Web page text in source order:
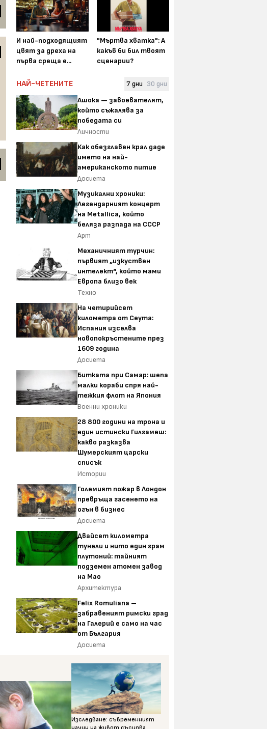
И най-подходящият
цвят за дреха на
първа среща е...
"Мъртва хватка": А
какъв би бил твоят
сценарии?
НАЙ-ЧЕТЕНИТЕ 7 дни 30 дни
Ашока — завоевателят,
който съжалява за
победата си
Личности
Как обезглавен крал даде
името на най-
американското питие
Досиета
Музикални хроники:
Легендарният концерт
на Metallica, който
беляза разпада на СССР
Арт
Механичният турчин:
първият „изкуствен
интелект“, който мами
Европа близо век
Техно
На четирийсет
километра от Сеута:
Испания изселва
новопокръстените през
1609 година
Досиета
Битката при Самар: шепа
малки кораби спря най-
тежкия флот на Япония
Военни хроники
28 800 години на трона и
един истински Гилгамеш:
какво разказва
Шумерският царски
списък
Истории
Големият пожар в Лондон
превръща гасенето на
огън в бизнес
Досиета
Двайсет километра
тунели и нито един грам
плутоний: тайният
подземен атомен завод
на Мао
Архитектура
Felix Romuliana –
забравеният римски град
на Галерий е само на час
от България
Досиета
Изследване: съвременният